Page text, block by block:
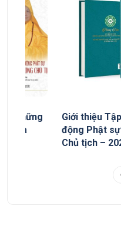
“Những
Hòa
Giới thiệu
động Phật
Chủ tịch –